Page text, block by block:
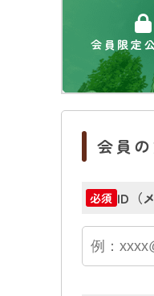
会員限定
会員
必須 ID（